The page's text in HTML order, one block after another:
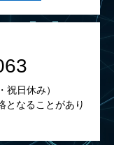
日休み）
となることがあり